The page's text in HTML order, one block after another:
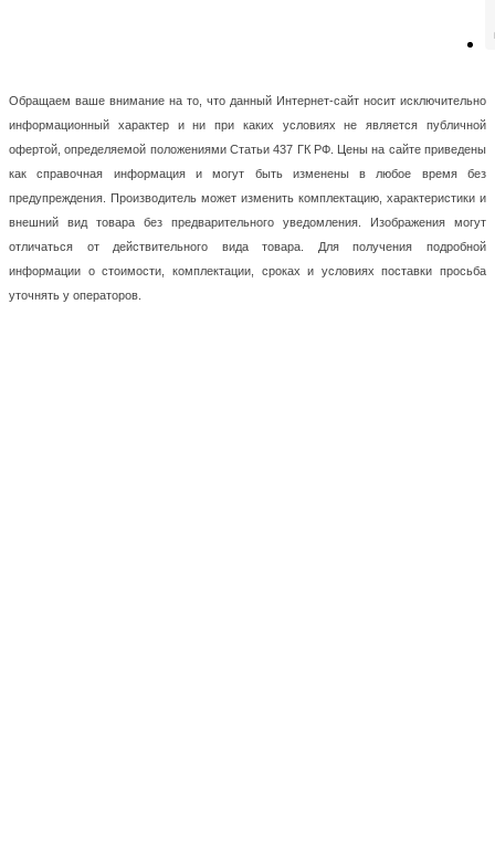
Обращаем ваше внимание на то, что данный Интернет-сайт носит исключительно
информационный характер и ни при каких условиях не является публичной
офертой, определяемой положениями Статьи 437 ГК РФ. Цены на сайте приведены
как справочная информация и могут быть изменены в любое время без
предупреждения. Производитель может изменить комплектацию, характеристики и
внешний вид товара без предварительного уведомления. Изображения могут
отличаться от действительного вида товара. Для получения подробной
информации о стоимости, комплектации, сроках и условиях поставки просьба
уточнять у операторов.